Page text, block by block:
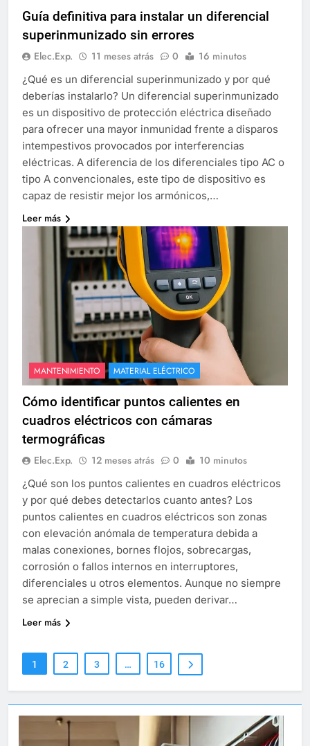
Guía definitiva para instalar un diferencial
superinmunizado sin errores
Elec.Exp. 11 meses atrás 0 16 minutos
¿Qué es un diferencial superinmunizado y por qué
deberías instalarlo? Un diferencial superinmunizado
es un dispositivo de protección eléctrica diseñado
para ofrecer una mayor inmunidad frente a disparos
intempestivos provocados por interferencias
eléctricas. A diferencia de los diferenciales tipo AC o
tipo A convencionales, este tipo de dispositivo es
capaz de resistir mejor los armónicos,…
Leer más
MANTENIMIENTO MATERIAL ELÉCTRICO
Cómo identificar puntos calientes en
cuadros eléctricos con cámaras
termográficas
Elec.Exp. 12 meses atrás 0 10 minutos
¿Qué son los puntos calientes en cuadros eléctricos
y por qué debes detectarlos cuanto antes? Los
puntos calientes en cuadros eléctricos son zonas
con elevación anómala de temperatura debida a
malas conexiones, bornes flojos, sobrecargas,
corrosión o fallos internos en interruptores,
diferenciales u otros elementos. Aunque no siempre
se aprecian a simple vista, pueden derivar…
Leer más
1 2 3 … 16